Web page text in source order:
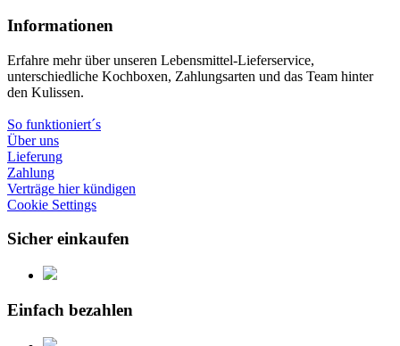
Informationen
Erfahre mehr über unseren Lebensmittel-Lieferservice,
unterschiedliche Kochboxen, Zahlungsarten und das Team hinter
den Kulissen.
So funktioniert´s
Über uns
Lieferung
Zahlung
Verträge hier kündigen
Cookie Settings
Sicher einkaufen
Einfach bezahlen